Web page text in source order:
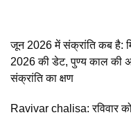
जून 2026 में संक्रांति कब है:
2026 की डेट, पुण्य काल की
संक्रांति का क्षण
Ravivar chalisa: रविवार